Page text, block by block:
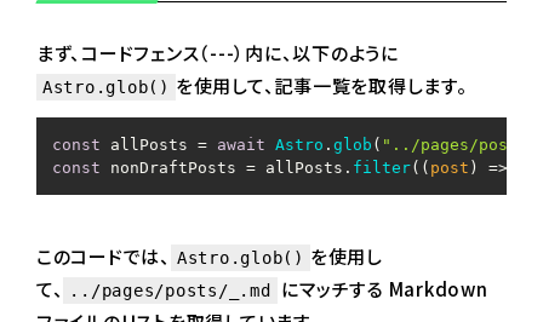
まず、コードフェンス（---）内に、以下のように
Astro.glob() を使用して、記事一覧を取得します。
const allPosts = await Astro . glob ( "../pages/posts/
const nonDraftPosts = allPosts. filter( ( post ) =>
このコードでは、 Astro.glob() を使用し
て、
../pages/posts/_.md
にマッチする Markdown